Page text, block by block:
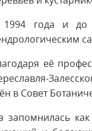
года и до
её
в Совет